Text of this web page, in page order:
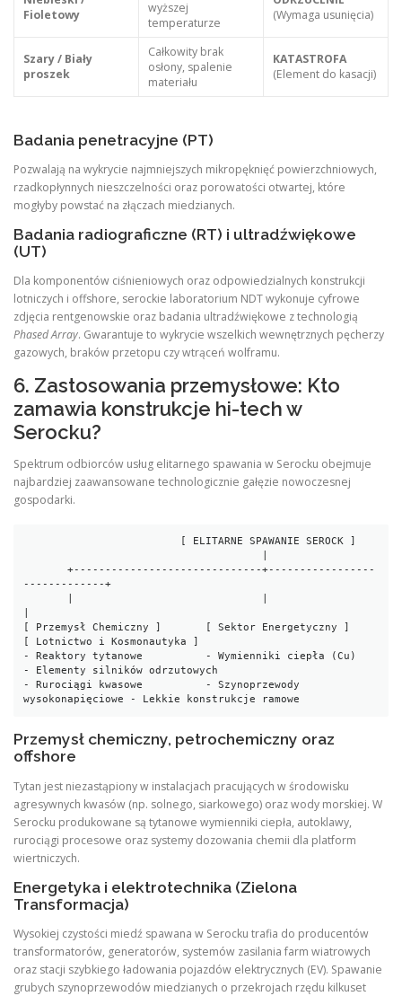
Fioletowy
wyższej
temperaturze
(Wymaga usunięcia)
Szary / Biały
proszek
Całkowity brak
osłony, spalenie
materiału
KATASTROFA
(Element do kasacji)
Badania penetracyjne (PT)
Pozwalają na wykrycie najmniejszych mikropęknięć powierzchniowych,
rzadkopłynnych nieszczelności oraz porowatości otwartej, które
mogłyby powstać na złączach miedzianych.
Badania radiograficzne (RT) i ultradźwiękowe
(UT)
Dla komponentów ciśnieniowych oraz odpowiedzialnych konstrukcji
lotniczych i offshore, serockie laboratorium NDT wykonuje cyfrowe
zdjęcia rentgenowskie oraz badania ultradźwiękowe z technologią
Phased Array. Gwarantuje to wykrycie wszelkich wewnętrznych pęcherzy
gazowych, braków przetopu czy wtrąceń wolframu.
6. Zastosowania przemysłowe: Kto
zamawia konstrukcje hi-tech w
Serocku?
Spektrum odbiorców usług elitarnego spawania w Serocku obejmuje
najbardziej zaawansowane technologicznie gałęzie nowoczesnej
gospodarki.
       +------------------------------+-----------------
-------------+
[ Przemysł Chemiczny ]       [ Sektor Energetyczny ]
[ Lotnictwo i Kosmonautyka ]
- Reaktory tytanowe          - Wymienniki ciepła (Cu)
- Elementy silników odrzutowych
- Rurociągi kwasowe          - Szynoprzewody
Przemysł chemiczny, petrochemiczny oraz
offshore
Tytan jest niezastąpiony w instalacjach pracujących w środowisku
agresywnych kwasów (np. solnego, siarkowego) oraz wody morskiej. W
Serocku produkowane są tytanowe wymienniki ciepła, autoklawy,
rurociągi procesowe oraz systemy dozowania chemii dla platform
wiertniczych.
Energetyka i elektrotechnika (Zielona
Transformacja)
Wysokiej czystości miedź spawana w Serocku trafia do producentów
transformatorów, generatorów, systemów zasilania farm wiatrowych
oraz stacji szybkiego ładowania pojazdów elektrycznych (EV). Spawanie
grubych szynoprzewodów miedzianych o przekrojach rzędu kilkuset